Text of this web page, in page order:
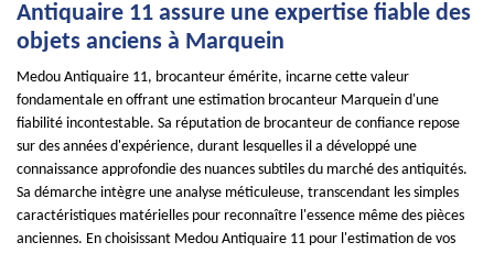
Antiquaire 11 assure une expertise fiable des
objets anciens à Marquein
Medou Antiquaire 11, brocanteur émérite, incarne cette valeur
fondamentale en offrant une estimation brocanteur Marquein d'une
fiabilité incontestable. Sa réputation de brocanteur de confiance repose
sur des années d'expérience, durant lesquelles il a développé une
connaissance approfondie des nuances subtiles du marché des antiquités.
Sa démarche intègre une analyse méticuleuse, transcendant les simples
caractéristiques matérielles pour reconnaître l'essence même des pièces
anciennes. En choisissant Medou Antiquaire 11 pour l'estimation de vos